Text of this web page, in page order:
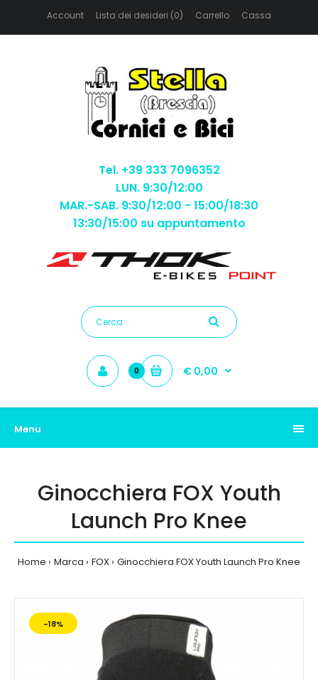
Account Lista dei desideri (0) Carrello Cassa
Tel. +39 333 7096352
LUN. 9:30/12:00
MAR.-SAB. 9:30/12:00 - 15:00/18:30
13:30/15:00 su appuntamento
0 € 0,00
Menu
Ginocchiera FOX Youth
Launch Pro Knee
Home Marca FOX Ginocchiera FOX Youth Launch Pro Knee
-18%